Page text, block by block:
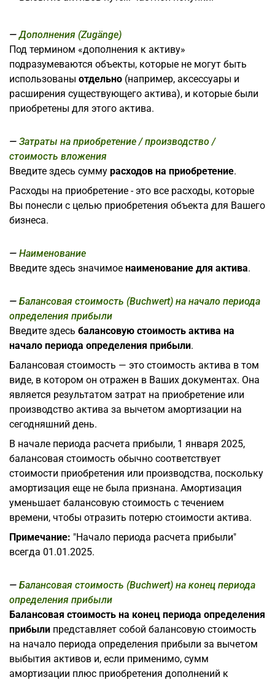
Дополнения (Zugänge)
Под термином «дополнения к активу»
подразумеваются объекты, которые не могут быть
использованы отдельно (например, аксессуары и
расширения существующего актива), и которые были
приобретены для этого актива.
Затраты на приобретение / производство /
стоимость вложения
Введите здесь сумму расходов на приобретение.
Расходы на приобретение - это все расходы, которые
Вы понесли с целью приобретения объекта для Вашего
бизнеса.
Наименование
Введите здесь значимое наименование для актива.
Балансовая стоимость (Buchwert) на начало периода
определения прибыли
Введите здесь балансовую стоимость актива на
начало периода определения прибыли.
Балансовая стоимость — это стоимость актива в том
виде, в котором он отражен в Ваших документах. Она
является результатом затрат на приобретение или
производство актива за вычетом амортизации на
сегодняшний день.
В начале периода расчета прибыли, 1 января 2025,
балансовая стоимость обычно соответствует
стоимости приобретения или производства, поскольку
амортизация еще не была признана. Амортизация
уменьшает балансовую стоимость с течением
времени, чтобы отразить потерю стоимости актива.
Примечание: "Начало периода расчета прибыли"
всегда 01.01.2025.
Балансовая стоимость (Buchwert) на конец периода
определения прибыли
Балансовая стоимость на конец периода определения
прибыли представляет собой балансовую стоимость
на начало периода определения прибыли за вычетом
выбытия активов и, если применимо, сумм
амортизации плюс приобретения дополнений к